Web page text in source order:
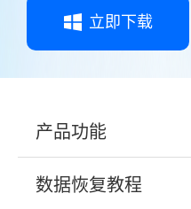
立即下载
产品功能
数据恢复教程